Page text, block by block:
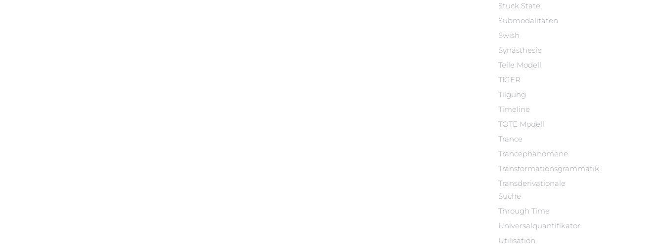
Stuck State
Submodalitäten
Swish
Synästhesie
Teile Modell
TIGER
Tilgung
Timeline
TOTE Modell
Trance
Trancephänomene
Transformationsgrammatik
Transderivationale
Suche
Through Time
Universalquantifikator
Utilisation